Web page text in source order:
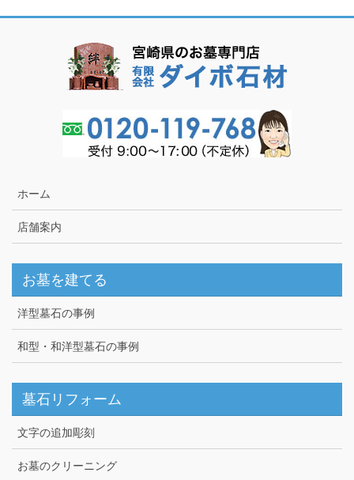
ホーム
店舗案内
お墓を建てる
洋型墓石の事例
和型・和洋型墓石の事例
墓石リフォーム
文字の追加彫刻
お墓のクリーニング